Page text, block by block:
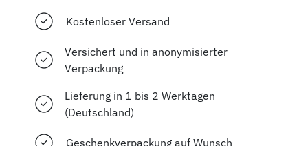
Kostenloser Versand
Versichert und in anonymisierter
Verpackung
Lieferung in 1 bis 2 Werktagen
(Deutschland)
Geschenkverpackung auf Wunsch